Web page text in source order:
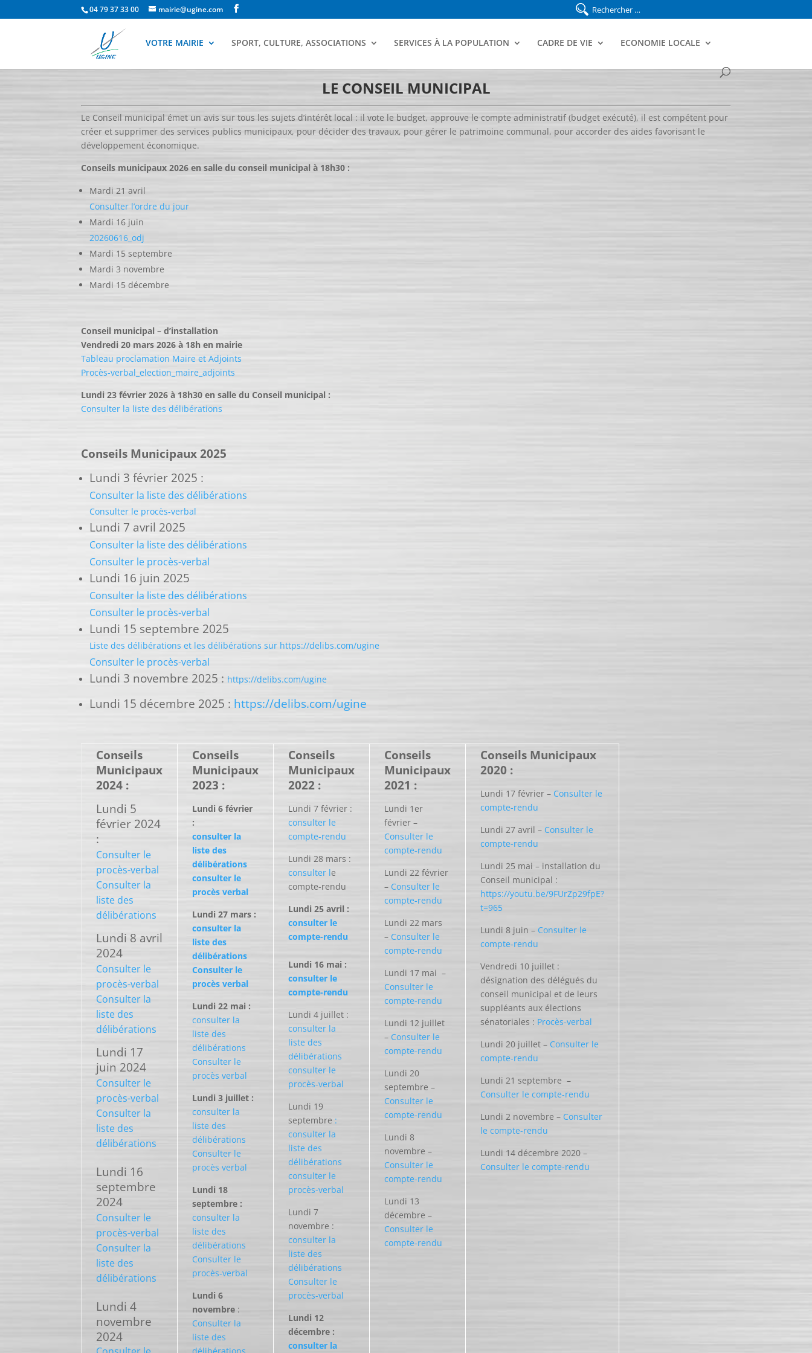
04 79 37 33 00 mairie@ugine.com
VOTRE MAIRIE SPORT, CULTURE, ASSOCIATIONS SERVICES À LA POPULATION CADRE DE VIE ECONOMIE LOCALE
LE CONSEIL MUNICIPAL
Le Conseil municipal émet un avis sur tous les sujets d’intérêt local : il vote le budget, approuve le compte administratif (budget exécuté), il est compétent pour
créer et supprimer des services publics municipaux, pour décider des travaux, pour gérer le patrimoine communal, pour accorder des aides favorisant le
développement économique.
Conseils municipaux 2026 en salle du conseil municipal à 18h30 :
Mardi 21 avril
Consulter l’ordre du jour
Mardi 16 juin
20260616_odj
Mardi 15 septembre
Mardi 3 novembre
Mardi 15 décembre
Conseil municipal – d’installation
Vendredi 20 mars 2026 à 18h en mairie
Tableau proclamation Maire et Adjoints
Procès-verbal_election_maire_adjoints
Lundi 23 février 2026 à 18h30 en salle du Conseil municipal :
Consulter la liste des délibérations
Conseils Municipaux 2025
Lundi 3 février 2025 :
Consulter la liste des délibérations
Consulter le procès-verbal
Lundi 7 avril 2025
Consulter la liste des délibérations
Consulter le procès-verbal
Lundi 16 juin 2025
Consulter la liste des délibérations
Consulter le procès-verbal
Lundi 15 septembre 2025
Liste des délibérations et les délibérations sur https://delibs.com/ugine
Consulter le procès-verbal
Lundi 3 novembre 2025 : https://delibs.com/ugine
Lundi 15 décembre 2025 : https://delibs.com/ugine
Conseils
Municipaux
2024 :
Lundi 5
février 2024
:
Consulter le
procès-verbal
Consulter la
liste des
délibérations
Lundi 8 avril
2024
Consulter le
procès-verbal
Consulter la
liste des
délibérations
Lundi 17
juin 2024
Consulter le
procès-verbal
Consulter la
liste des
délibérations
Lundi 16
septembre
2024
Consulter le
procès-verbal
Consulter la
liste des
délibérations
Lundi 4
novembre
2024
Conseils
Municipaux
2023 :
Lundi 6 février
:
consulter la
liste des
délibérations
consulter le
procès verbal
Lundi 27 mars :
consulter la
liste des
délibérations
Consulter le
procès verbal
Lundi 22 mai :
consulter la
liste des
délibérations
Consulter le
procès verbal
Lundi 3 juillet :
consulter la
liste des
délibérations
Consulter le
procès verbal
Lundi 18
septembre :
consulter la
liste des
délibérations
Consulter le
procès-verbal
Lundi 6
novembre :
Consulter la
liste des
Conseils
Municipaux
2022 :
Lundi 7 février :
consulter le
compte-rendu
Lundi 28 mars :
consulter le
compte-rendu
Lundi 25 avril :
consulter le
compte-rendu
Lundi 16 mai :
consulter le
compte-rendu
Lundi 4 juillet :
consulter la
liste des
délibérations
consulter le
procès-verbal
Lundi 19
septembre :
consulter la
liste des
délibérations
consulter le
procès-verbal
Lundi 7
novembre :
consulter la
liste des
délibérations
Consulter le
procès-verbal
Lundi 12
décembre :
consulter la
Conseils
Municipaux
2021 :
Lundi 1er
février –
Consulter le
compte-rendu
Lundi 22 février
– Consulter le
compte-rendu
Lundi 22 mars
– Consulter le
compte-rendu
Lundi 17 mai –
Consulter le
compte-rendu
Lundi 12 juillet
– Consulter le
compte-rendu
Lundi 20
septembre –
Consulter le
compte-rendu
Lundi 8
novembre –
Consulter le
compte-rendu
Lundi 13
décembre –
Consulter le
compte-rendu
Conseils Municipaux
2020 :
Lundi 17 février – Consulter le
compte-rendu
Lundi 27 avril – Consulter le
compte-rendu
Lundi 25 mai – installation du
Conseil municipal :
https://youtu.be/9FUrZp29fpE?
t=965
Lundi 8 juin –Consulter le
compte-rendu
Vendredi 10 juillet :
désignation des délégués du
conseil municipal et de leurs
suppléants aux élections
sénatoriales : Procès-verbal
Lundi 20 juillet – Consulter le
compte-rendu
Lundi 21 septembre –
Consulter le compte-rendu
Lundi 2 novembre – Consulter
le compte-rendu
Lundi 14 décembre 2020 –
Consulter le compte-rendu